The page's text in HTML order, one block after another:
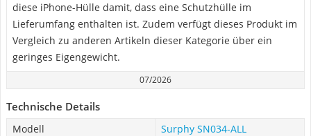
diese iPhone-Hülle damit, dass eine Schutzhülle im
Lieferumfang enthalten ist. Zudem verfügt dieses Produkt im
Vergleich zu anderen Artikeln dieser Kategorie über ein
geringes Eigengewicht.
07/2026
Technische Details
Modell
Surphy SN034-ALL